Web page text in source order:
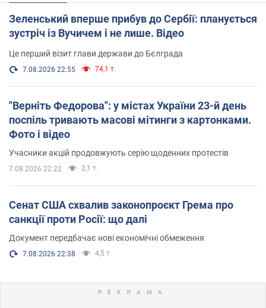
Зеленський вперше прибув до Сербії: планується
зустріч із Вучичем і не лише. Відео
Це перший візит глави держави до Бєлграда
7.08.2026 22:55 74,1 т.
"Верніть Федорова": у містах України 23-й день
поспіль тривають масові мітинги з картонками.
Фото і відео
Учасники акцій продовжують серію щоденних протестів
7.08.2026 22:22 2,1 т.
Сенат США схвалив законопроєкт Грема про
санкції проти Росії: що далі
Документ передбачає нові економічні обмеження
7.08.2026 22:38 4,5 т.